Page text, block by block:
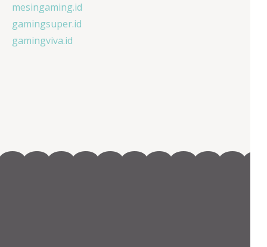
mesingaming.id
gamingsuper.id
gamingviva.id